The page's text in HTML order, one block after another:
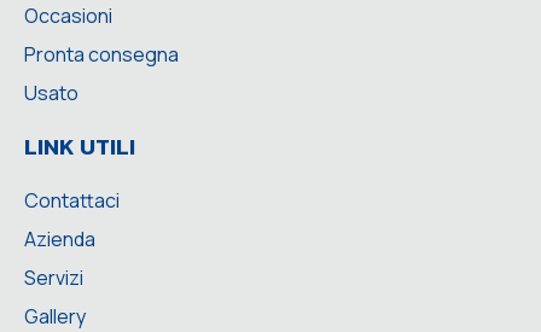
Occasioni
Pronta consegna
Usato
LINK UTILI
Contattaci
Azienda
Servizi
Gallery